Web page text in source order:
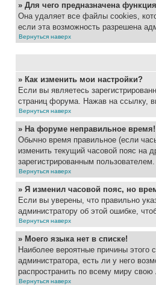
» Для чего предназначена
Она удаляет все файлы cookies,
если эта возможность разрешена
Вернуться наверх
» Как изменить мои настройки?
Если вы являетесь
страниц форума. Нажав на ссылку,
Вернуться наверх
» На форуме неправильное время!
Обычно время правильное (если
изменить текущий часовой пояс на
зарегистрированным
Вернуться наверх
» Я изменил часовой пояс, но
Если вы уверены, что правильно
администратору об этой ошибке,
Вернуться наверх
» Моего языка нет в списке!
Наиболее вероятные причины
администратора, есть ли у него
распространить по всему миру
Вернуться наверх